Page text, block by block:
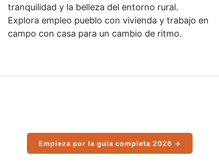
tranquilidad y la belleza del entorno rural.
Explora empleo pueblo con vivienda y trabajo en
campo con casa para un cambio de ritmo.
Empieza por la guia completa 2026 →